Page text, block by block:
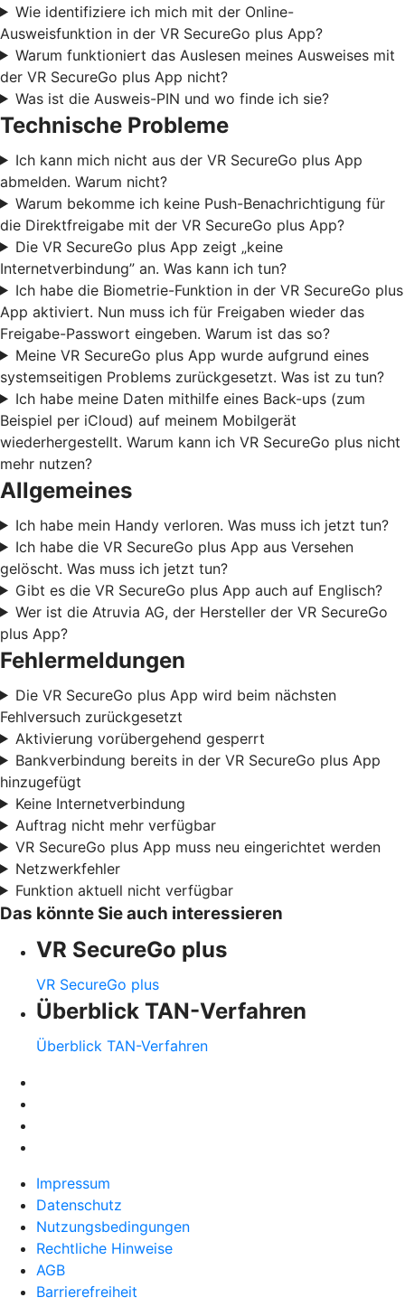
Wie identifiziere ich mich mit der Online-
Ausweisfunktion in der VR SecureGo plus App?
Warum funktioniert das Auslesen meines Ausweises mit
der VR SecureGo plus App nicht?
Was ist die Ausweis-PIN und wo finde ich sie?
Technische Probleme
Ich kann mich nicht aus der VR SecureGo plus App
abmelden. Warum nicht?
Warum bekomme ich keine Push-Benachrichtigung für
die Direktfreigabe mit der VR SecureGo plus App?
Die VR SecureGo plus App zeigt „keine
Internetverbindung” an. Was kann ich tun?
Ich habe die Biometrie-Funktion in der VR SecureGo plus
App aktiviert. Nun muss ich für Freigaben wieder das
Freigabe-Passwort eingeben. Warum ist das so?
Meine VR SecureGo plus App wurde aufgrund eines
systemseitigen Problems zurückgesetzt. Was ist zu tun?
Ich habe meine Daten mithilfe eines Back-ups (zum
Beispiel per iCloud) auf meinem Mobilgerät
wiederhergestellt. Warum kann ich VR SecureGo plus nicht
mehr nutzen?
Allgemeines
Ich habe mein Handy verloren. Was muss ich jetzt tun?
Ich habe die VR SecureGo plus App aus Versehen
gelöscht. Was muss ich jetzt tun?
Gibt es die VR SecureGo plus App auch auf Englisch?
Wer ist die Atruvia AG, der Hersteller der VR SecureGo
plus App?
Fehlermeldungen
Die VR SecureGo plus App wird beim nächsten
Fehlversuch zurückgesetzt
Aktivierung vorübergehend gesperrt
Bankverbindung bereits in der VR SecureGo plus App
hinzugefügt
Keine Internetverbindung
Auftrag nicht mehr verfügbar
VR SecureGo plus App muss neu eingerichtet werden
Netzwerkfehler
Funktion aktuell nicht verfügbar
Das könnte Sie auch interessieren
VR SecureGo plus
VR SecureGo plus
Überblick TAN-Verfahren
Überblick TAN-Verfahren
Impressum
Datenschutz
Nutzungsbedingungen
Rechtliche Hinweise
AGB
Barrierefreiheit